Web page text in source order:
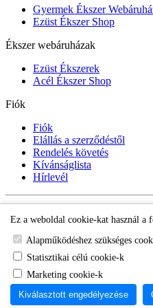
Gyermek Ékszer
Ezüst Ékszer Shop
Ékszer webáruházak
Ezüst Ékszerek
Acél Ékszer Shop
Fiók
Fiók
Elállás a szerződéstől
Rendelés követés
Kívánságlista
Hírlevél
Ez a weboldal cookie-kat használ a
Alapműködéshez szükséges
Statisztikai célú cookie-k
Marketing cookie-k
Kiválasztott engedélyezése